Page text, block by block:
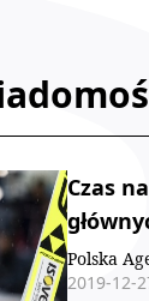
Czas
Polska
2019-12-